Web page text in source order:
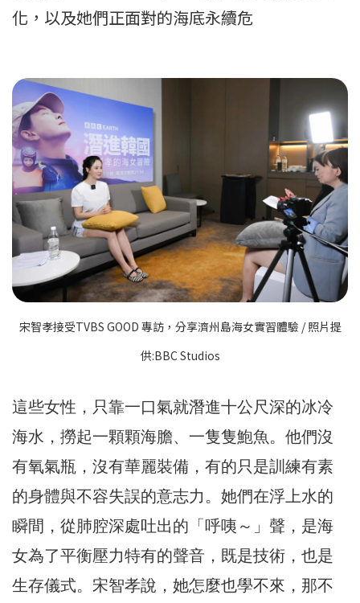
化，以及她們正面對的海底永續危
宋智孝接受TVBS GOOD 專訪，分享濟州島海女實習體驗 / 照片提
供:BBC Studios
這些女性，只靠一口氣就潛進十公尺深的冰冷
海水，撈起一顆顆海膽、一隻隻鮑魚。他們沒
有氧氣瓶，沒有華麗裝備，有的只是訓練有素
的身體與不容失誤的意志力。她們在浮上水的
瞬間，從肺腔深處吐出的「呼咦～」聲，是海
女為了平衡壓力特有的聲音，既是技術，也是
生存儀式。宋智孝說，她怎麼也學不來，那不